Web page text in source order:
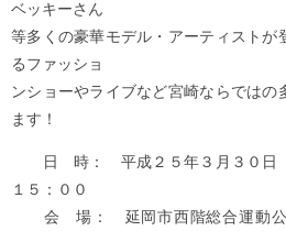
ベッキーさん
等多くの豪華モデル・アーティストが
るファッショ
ンショーやライブなど宮崎ならでは
ます！
日 時： 平成２５年３月３０日
１５：００
会 場： 延岡市西階総合運動公